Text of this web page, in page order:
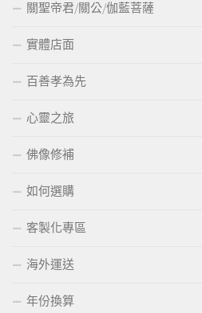
關聖帝君/關公/伽藍菩薩
實體店面
百善孝為先
心靈之旅
佛像修補
如何選購
客製化專區
海外運送
年份換算